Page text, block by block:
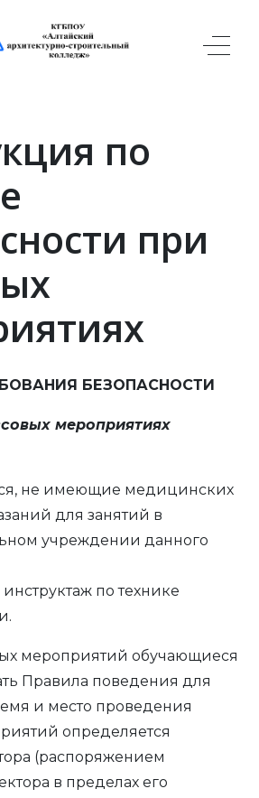
по
при
БЕЗОПАСНОСТИ
мероприятиях
не имеющие медицинских
для занятий в
учреждении данного
по технике
мероприятий обучающиеся
Правила поведения для
и место проведения
определяется
(распоряжением
в пределах его